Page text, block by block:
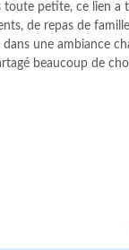
toute petite, ce lien
de repas de
une ambiance
beaucoup de